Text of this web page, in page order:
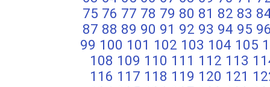
75 76 77 78 79 80 81 82 83
87 88 89 90 91 92 93 94 95
99 100 101 102 103 104 105
108 109 110 111 112 113
116 117 118 119 120 121